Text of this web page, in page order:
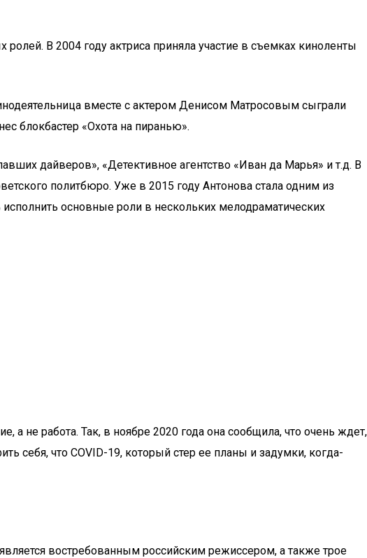
В 2004 году актриса приняла участие в съемках киноленты
вместе с актером Денисом Матросовым сыграли
блокбастер «Охота на пиранью».
дайверов», «Детективное агентство «Иван да Марья» и т.д. В
политбюро. Уже в 2015 году Антонова стала одним из
основные роли в нескольких мелодраматических
а не работа. Так, в ноябре 2020 года она сообщила, что очень ждет,
себя, что COVID-19, который стер ее планы и задумки, когда-
востребованным российским режиссером, а также трое